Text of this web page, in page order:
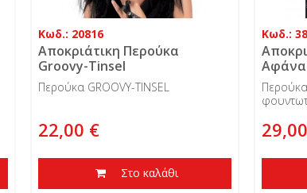
Κωδ.: 20816
Αποκριάτικη Περούκα
Groovy-Tinsel
Περούκα GROOVY-TINSEL
22,00 €
Στο καλάθι
Κωδ.: